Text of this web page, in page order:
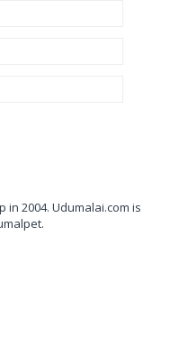
in 2004. Udumalai.com is